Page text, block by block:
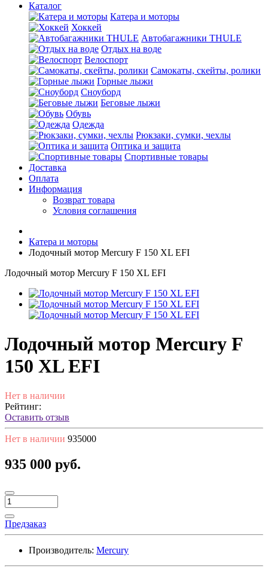
Каталог
Катера и моторы
Хоккей
Автобагажники THULE
Отдых на воде
Велоспорт
Самокаты, скейты, ролики
Горные лыжи
Сноуборд
Беговые лыжи
Обувь
Одежда
Рюкзаки, сумки, чехлы
Оптика и защита
Спортивные товары
Доставка
Оплата
Информация
Возврат товара
Условия соглашения
Катера и моторы
Лодочный мотор Mercury F 150 XL EFI
Лодочный мотор Mercury F 150 XL EFI
Лодочный мотор Mercury F
150 XL EFI
Нет в наличии
Рейтинг:
Оставить отзыв
Нет в наличии 935000
935 000 руб.
Предзаказ
Производитель: Mercury